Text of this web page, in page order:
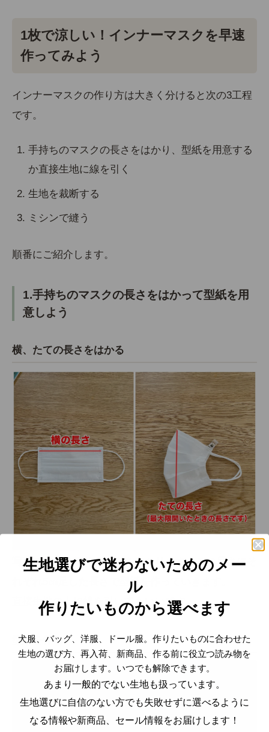
1枚で涼しい！インナーマスクを早速
作ってみよう
インナーマスクの作り方は大きく分けると次の3工程
です。
手持ちのマスクの長さをはかり、型紙を用意する
か直接生地に線を引く
生地を裁断する
ミシンで縫う
順番にご紹介します。
1.手持ちのマスクの長さをはかって型紙を用
意しよう
横、たての長さをはかる
写真の赤線の部分の長さをはかります。この長さにそ
れぞれ5㎝足した長さで型紙を作っていきます。
直接生地の上に線を引いてもいいです。
型紙を作る
生地選びで迷わないためのメー
ル
作りたいものから選べます
犬服、バッグ、洋服、ドール服。作りたいものに合わせた
生地の選び方、再入荷、新商品、作る前に役立つ読み物を
お届けします。いつでも解除できます。
あまり一般的でない生地も扱っています。
生地選びに自信のない方でも失敗せずに選べるように
なる情報や新商品、セール情報をお届けします！